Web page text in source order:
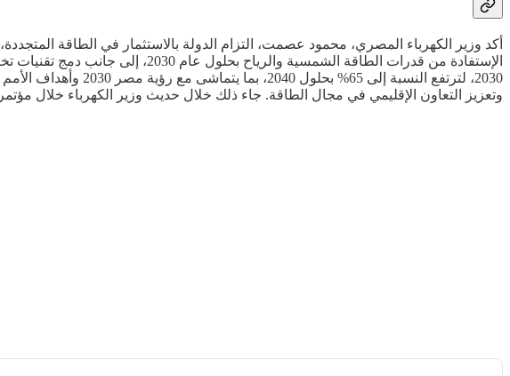
أكد وزير الكهرباء المصري، محمود عصمت، التزام الدولة بالاستثمار في الطاقة
2030، لترتفع
وتعزيز التعاون الإقليمي في مجال الطاقة. جاء ذلك خلال حديث وزير الكهرباء خلال مؤتمر